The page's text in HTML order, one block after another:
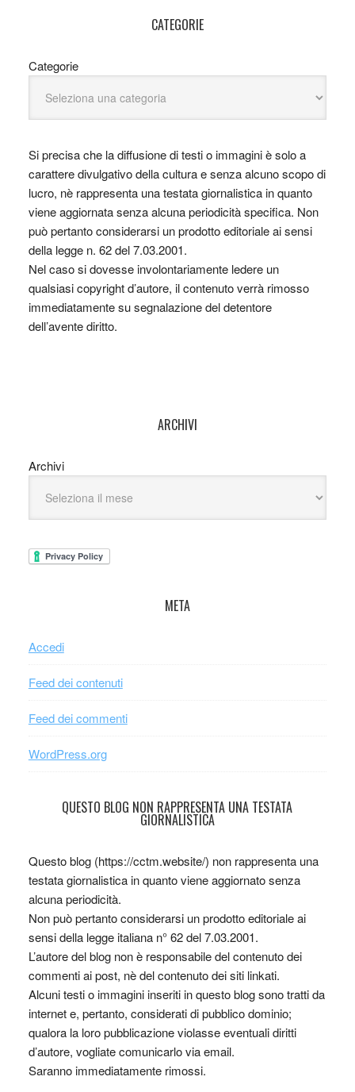
CATEGORIE
Categorie
Si precisa che la diffusione di testi o immagini è solo a
carattere divulgativo della cultura e senza alcuno scopo di
lucro, nè rappresenta una testata giornalistica in quanto
viene aggiornata senza alcuna periodicità specifica. Non
può pertanto considerarsi un prodotto editoriale ai sensi
della legge n. 62 del 7.03.2001.
Nel caso si dovesse involontariamente ledere un
qualsiasi copyright d’autore, il contenuto verrà rimosso
immediatamente su segnalazione del detentore
dell’avente diritto.
ARCHIVI
Archivi
META
Accedi
Feed dei contenuti
Feed dei commenti
WordPress.org
QUESTO BLOG NON RAPPRESENTA UNA TESTATA
GIORNALISTICA
Questo blog (https://cctm.website/) non rappresenta una
testata giornalistica in quanto viene aggiornato senza
alcuna periodicità.
Non può pertanto considerarsi un prodotto editoriale ai
sensi della legge italiana n° 62 del 7.03.2001.
L’autore del blog non è responsabile del contenuto dei
commenti ai post, nè del contenuto dei siti linkati.
Alcuni testi o immagini inseriti in questo blog sono tratti da
internet e, pertanto, considerati di pubblico dominio;
qualora la loro pubblicazione violasse eventuali diritti
d’autore, vogliate comunicarlo via email.
Saranno immediatamente rimossi.